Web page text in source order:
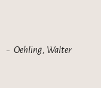
Oehling, Walter